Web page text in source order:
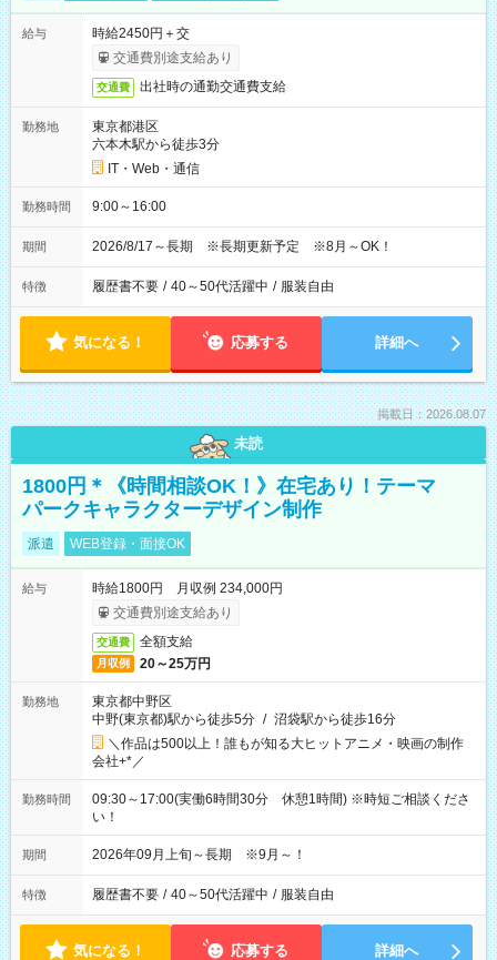
給与
時給2450円＋交
交通費別途支給あり
交通費 出社時の通勤交通費支給
勤務地
東京都港区
六本木駅から徒歩3分
IT・Web・通信
勤務時間 9:00～16:00
期間 2026/8/17～長期 ※長期更新予定 ※8月～OK！
特徴 履歴書不要 / 40～50代活躍中 / 服装自由
気になる！ 応募する 詳細へ
掲載日：2026.08.07
未読
1800円＊《時間相談OK！》在宅あり！テーマ
パークキャラクターデザイン制作
派遣 WEB登録・面接OK
給与
時給1800円 月収例 234,000円
交通費別途支給あり
交通費 全額支給
月収例 20～25万円
勤務地
東京都中野区
中野(東京都)駅から徒歩5分 / 沼袋駅から徒歩16分
＼作品は500以上！誰もが知る大ヒットアニメ・映画の制作
会社+*／
勤務時間
09:30～17:00(実働6時間30分 休憩1時間) ※時短ご相談くださ
い！
期間 2026年09月上旬～長期 ※9月～！
特徴 履歴書不要 / 40～50代活躍中 / 服装自由
気になる！ 応募する 詳細へ